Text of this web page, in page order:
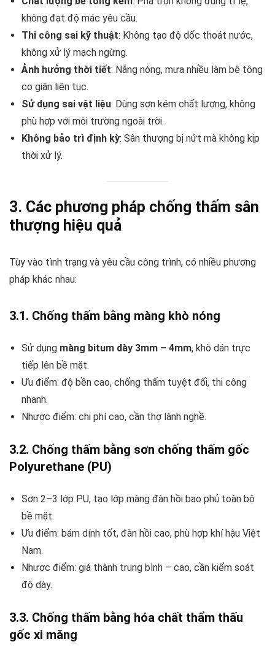
không đạt độ mác yêu cầu.
Thi công sai kỹ thuật: Không tạo độ dốc thoát nước,
không xử lý mạch ngừng.
Ảnh hưởng thời tiết: Nắng nóng, mưa nhiều làm bê tông
co giãn liên tục.
Sử dụng sai vật liệu: Dùng sơn kém chất lượng, không
phù hợp với môi trường ngoài trời.
Không bảo trì định kỳ: Sân thượng bị nứt mà không kịp
thời xử lý.
3. Các phương pháp chống thấm sân
thượng hiệu quả
Tùy vào tình trạng và yêu cầu công trình, có nhiều phương
pháp khác nhau:
3.1. Chống thấm bằng màng khò nóng
Sử dụng màng bitum dày 3mm – 4mm, khò dán trực
tiếp lên bề mặt.
Ưu điểm: độ bền cao, chống thấm tuyệt đối, thi công
nhanh.
Nhược điểm: chi phí cao, cần thợ lành nghề.
3.2. Chống thấm bằng sơn chống thấm gốc
Polyurethane (PU)
Sơn 2–3 lớp PU, tạo lớp màng đàn hồi bao phủ toàn bộ
bề mặt.
Ưu điểm: bám dính tốt, đàn hồi cao, phù hợp khí hậu Việt
Nam.
Nhược điểm: giá thành trung bình – cao, cần kiểm soát
độ dày.
3.3. Chống thấm bằng hóa chất thẩm thấu
gốc xi măng